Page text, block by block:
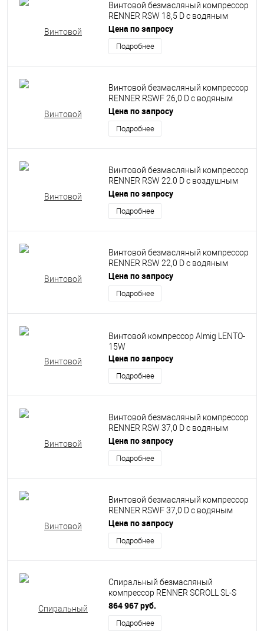
Винтовой безмасляный компрессор
RENNER RSW 18,5 D с водяным
впрыском
Цена по запросу
Подробнее
Винтовой безмасляный компрессор
RENNER RSWF 26,0 D с водяным
впрыском
Цена по запросу
Подробнее
Винтовой безмасляный компрессор
RENNER RSW 22.0 D с воздушным
охлаждением
Цена по запросу
Подробнее
Винтовой безмасляный компрессор
RENNER RSW 22,0 D с водяным
впрыском
Цена по запросу
Подробнее
Винтовой компрессор Almig LENTO-
15W
Цена по запросу
Подробнее
Винтовой безмасляный компрессор
RENNER RSW 37,0 D с водяным
впрыском
Цена по запросу
Подробнее
Винтовой безмасляный компрессор
RENNER RSWF 37,0 D с водяным
впрыском
Цена по запросу
Подробнее
Спиральный безмасляный
компрессор RENNER SCROLL SL-S
1,5
864 967 руб.
Подробнее